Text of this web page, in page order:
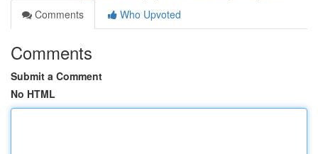
Comments
Who Upvoted
Comments
Submit a Comment
No HTML